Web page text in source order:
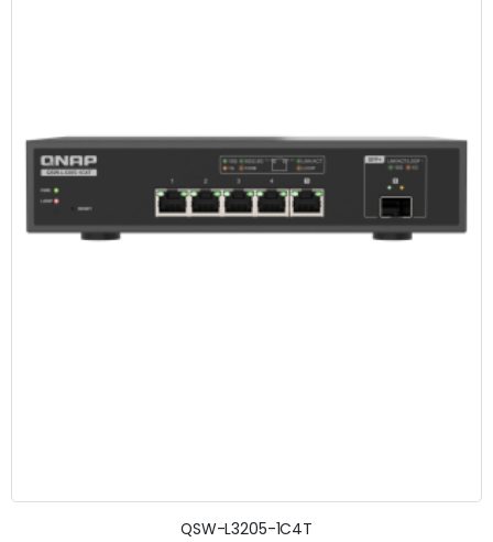
QSW-L3205-1C4T